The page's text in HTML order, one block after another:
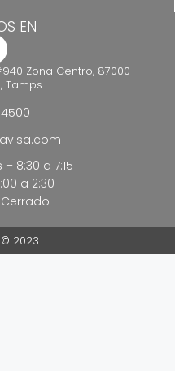
EN
Zona Centro, 87000
Tamps.
8:30 a 7:15
a 2:30
2023